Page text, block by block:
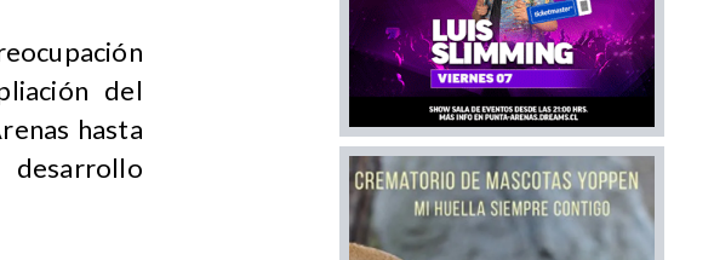
del
hasta